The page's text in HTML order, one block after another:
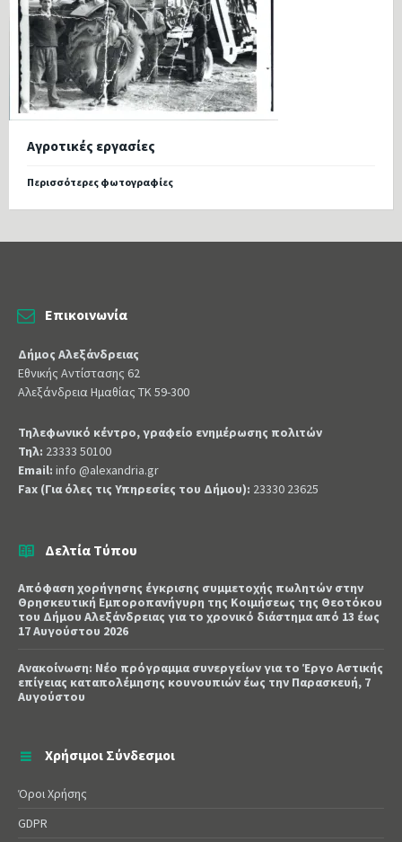
Αγροτικές εργασίες
Περισσότερες φωτογραφίες
Επικοινωνία
Δήμος Αλεξάνδρειας
Εθνικής Αντίστασης 62
Αλεξάνδρεια Ημαθίας ΤΚ 59-300
Τηλεφωνικό κέντρο, γραφείο ενημέρωσης πολιτών
Τηλ: 23333 50100
Email: info @alexandria.gr
Fax (Για όλες τις Υπηρεσίες του Δήμου): 23330 23625
Δελτία Τύπου
Απόφαση χορήγησης έγκρισης συμμετοχής πωλητών στην
Θρησκευτική Εμποροπανήγυρη της Κοιμήσεως της Θεοτόκου
του Δήμου Αλεξάνδρειας για το χρονικό διάστημα από 13 έως
17 Αυγούστου 2026
Ανακοίνωση: Νέο πρόγραμμα συνεργείων για το Έργο Αστικής
επίγειας καταπολέμησης κουνουπιών έως την Παρασκευή, 7
Αυγούστου
Χρήσιμοι Σύνδεσμοι
Όροι Χρήσης
GDPR